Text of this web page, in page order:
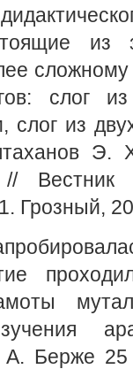
из
слог
слог из
Э.
// Вестник
Грозный,
Берже